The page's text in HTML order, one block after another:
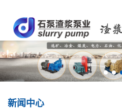
新闻中心